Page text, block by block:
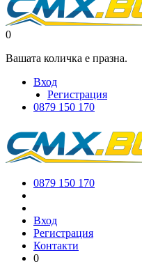
0
Вашата количка е празна.
Вход
Регистрация
0879 150 170
0879 150 170
Вход
Регистрация
Контакти
0